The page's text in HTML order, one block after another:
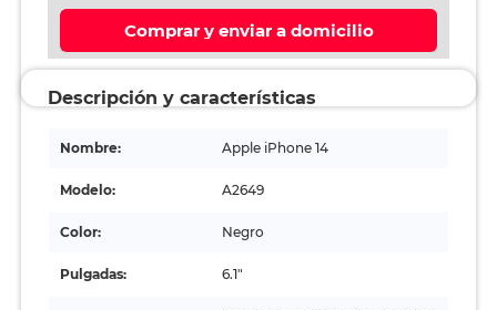
Comprar y enviar a domicilio
Descripción y características
Nombre: Apple iPhone 14
Modelo: A2649
Color: Negro
Pulgadas: 6.1"